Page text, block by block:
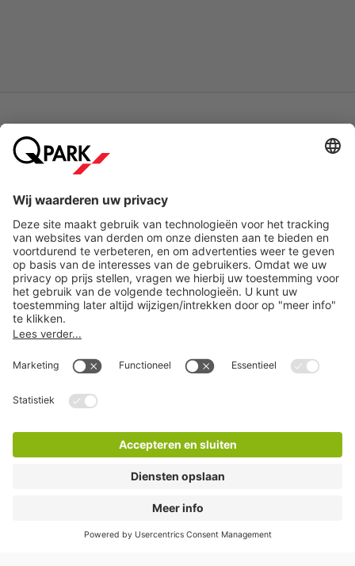
Ga direct naar
Download